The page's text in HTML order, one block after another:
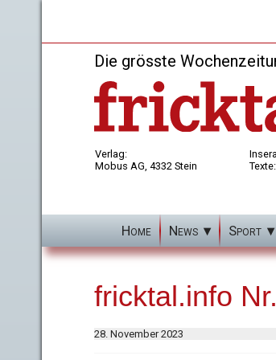
Die grösste
Verlag:
Mobus AG, 4332 Stein
Texte:
Home News Sport
fricktal.info
28. November 2023